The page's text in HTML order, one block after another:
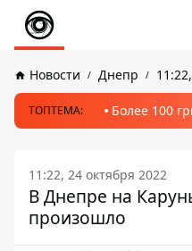
Новости Днепр
ТОПТЕМА: Более 100
11:22, 24 октября 2022
В Днепре на
произошло